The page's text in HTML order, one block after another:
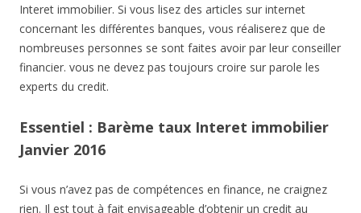
Interet immobilier. Si vous lisez des articles sur internet
concernant les différentes banques, vous réaliserez que de
nombreuses personnes se sont faites avoir par leur conseiller
financier. vous ne devez pas toujours croire sur parole les
experts du credit.
Essentiel : Barème taux Interet immobilier
Janvier 2016
Si vous n’avez pas de compétences en finance, ne craignez
rien. Il est tout à fait envisageable d’obtenir un credit au